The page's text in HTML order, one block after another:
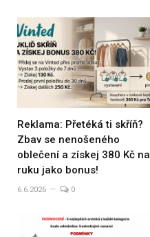
Reklama: Přetéká ti skříň?
Zbav se nenošeného
oblečení a získej 380 Kč na
ruku jako bonus!
6.6.2026 0